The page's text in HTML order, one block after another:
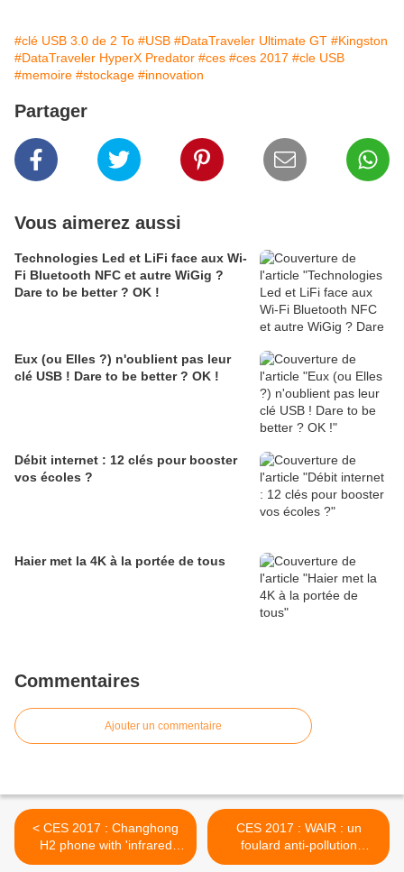
#clé USB 3.0 de 2 To #USB #DataTraveler Ultimate GT #Kingston
#DataTraveler HyperX Predator #ces #ces 2017 #cle USB
#memoire #stockage #innovation
Partager
Vous aimerez aussi
Technologies Led et LiFi face aux Wi-
Fi Bluetooth NFC et autre WiGig ?
Dare to be better ? OK !
Eux (ou Elles ?) n'oublient pas leur
clé USB ! Dare to be better ? OK !
Débit internet : 12 clés pour booster
vos écoles ?
Haier met la 4K à la portée de tous
Commentaires
Ajouter un commentaire
< CES 2017 : Changhong
H2 phone with 'infrared
vision' knows how fat you
CES 2017 : WAIR : un
foulard anti-pollution
connecté grace à un